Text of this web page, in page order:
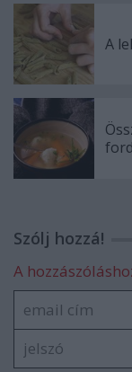
A
Szólj hozzá!
A